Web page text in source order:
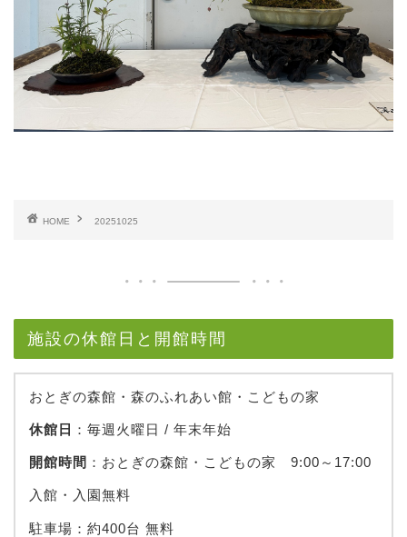
HOME 20251025
施設の休館日と開館時間
おとぎの森館・森のふれあい館・こどもの家
休館日 ：毎週火曜日 / 年末年始
開館時間 ：おとぎの森館・こどもの家 9:00～17:00
入館・入園無料
駐車場：約400台 無料